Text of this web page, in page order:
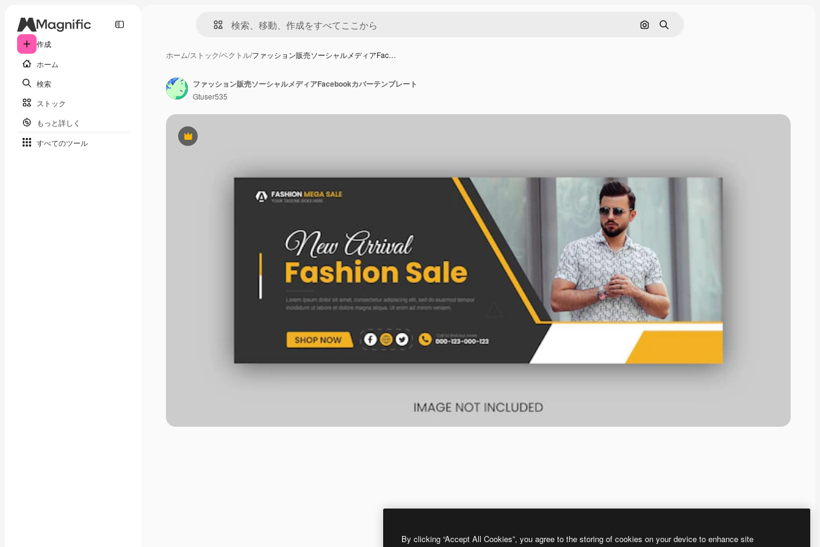
作成
ホーム
検索
ストック
もっと詳しく
すべてのツール
画像で検索
検索
ホーム/ストック/ベクトル/ファッション販売ソーシャルメディアFac…
Premium
ファッション販売ソーシャルメディアFacebookカバーテンプレート
Gtuser535
By clicking “Accept All Cookies”, you agree to the storing of cookies on your device to enhance site